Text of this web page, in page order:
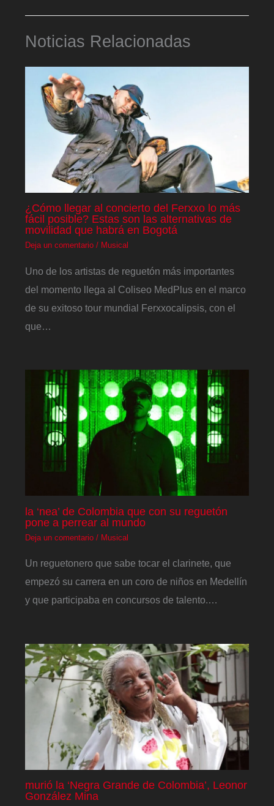
Noticias Relacionadas
¿Cómo llegar al concierto del Ferxxo lo más
fácil posible? Estas son las alternativas de
movilidad que habrá en Bogotá
Deja un comentario / Musical
Uno de los artistas de reguetón más importantes
del momento llega al Coliseo MedPlus en el marco
de su exitoso tour mundial Ferxxocalipsis, con el
que…
la ‘nea’ de Colombia que con su reguetón
pone a perrear al mundo
Deja un comentario / Musical
Un reguetonero que sabe tocar el clarinete, que
empezó su carrera en un coro de niños en Medellín
y que participaba en concursos de talento.…
murió la ‘Negra Grande de Colombia’, Leonor
González Mina